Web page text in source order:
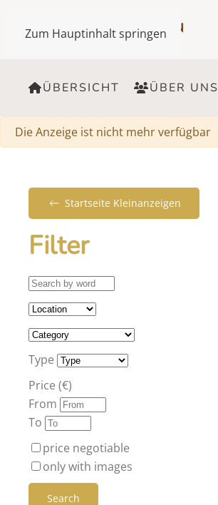
Zum Hauptinhalt springen
ÜBERSICHT ÜBER UNS
Warnung
Die Anzeige ist nicht mehr verfügbar
Startseite Kleinanzeigen
Filter
Type
Price (€)
From
To
price negotiable
only with images
Search